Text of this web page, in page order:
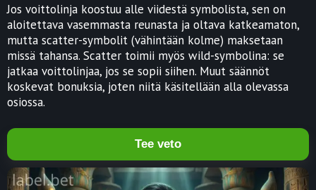
Jos voittolinja koostuu alle viidestä symbolista, sen on
aloitettava vasemmasta reunasta ja oltava katkeamaton,
mutta scatter-symbolit (vähintään kolme) maksetaan
missä tahansa. Scatter toimii myös wild-symbolina: se
jatkaa voittolinjaa, jos se sopii siihen. Muut säännöt
koskevat bonuksia, joten niitä käsitellään alla olevassa
osiossa.
Tee veto